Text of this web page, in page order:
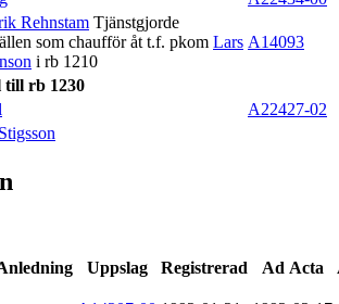
Rehnstam Tjänstgjorde
som chaufför åt t.f. pkom Lars
i rb 1210
A14093
till rb 1230
A22427-02
Uppslag Registrerad Ad Acta